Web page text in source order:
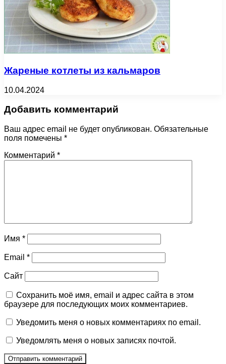
Жареные котлеты из кальмаров
10.04.2024
Добавить комментарий
Ваш адрес email не будет опубликован. Обязательные
поля помечены *
Комментарий *
Имя *
Email *
Сайт
Сохранить моё имя, email и адрес сайта в этом
браузере для последующих моих комментариев.
Уведомить меня о новых комментариях по email.
Уведомлять меня о новых записях почтой.